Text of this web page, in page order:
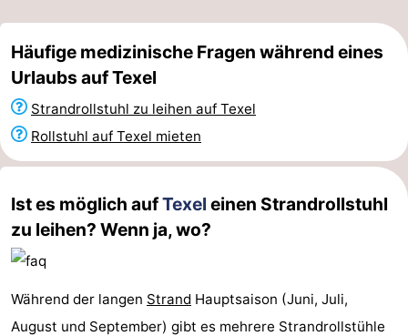
Aussichtspunkte
Attraktionen
-
Rundfahrten
-
Minigolfplätze
Natur
Führungen
Häufige medizinische Fragen während eines
Urlaubs auf Texel
Strandrollstuhl zu leihen auf Texel
Rollstuhl auf Texel mieten
Ist es möglich aufTexel einen Strandrollstuhl
zu leihen? Wenn ja, wo?
Während der langen Strand Hauptsaison (Juni, Juli,
August und September) gibt es mehrere Strandrollstühle